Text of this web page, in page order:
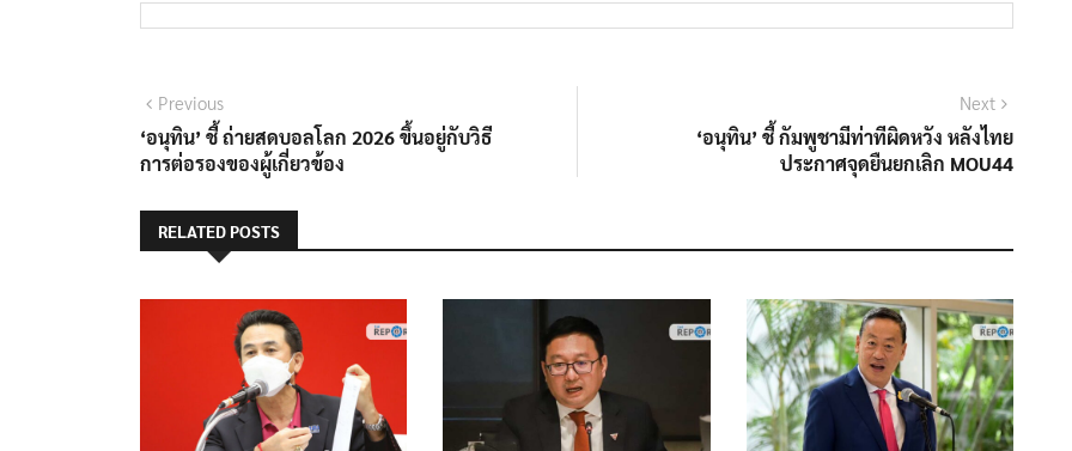
แนะแนว
เรื่อง
PreviousPrevious
post:
‘อนุทิน’ ชี้ ถ่ายสดบอลโลก 2026 ขึ้นอยู่กับวิธี
การต่อรองของผู้เกี่ยวข้อง
Next
post:
‘อนุทิน’ ชี้ กัมพูชามีท่าทีผิดหวัง หลังไทย
ประกาศจุดยืนยกเลิก MOU44
RELATED POSTS